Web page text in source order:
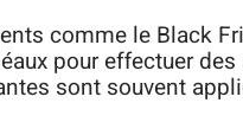
comme le Black
pour effectuer
sont souvent